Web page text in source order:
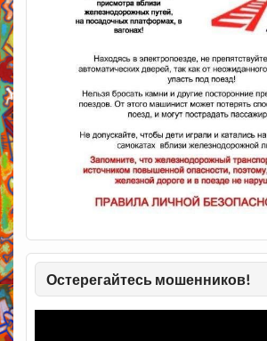
Остерегайтесь мошенников!